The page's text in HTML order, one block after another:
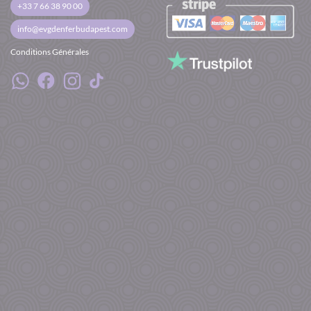
+33 7 66 38 90 00
info@evgdenferbudapest.com
Conditions Générales